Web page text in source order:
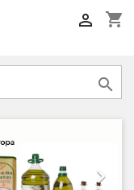
shopping_cart


